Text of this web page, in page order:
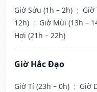
Giờ Sửu (1h – 2h) ; Giờ
12h) ; Giờ Mùi (13h –
Hợi (21h – 22h)
Giờ Hắc Đạo
Giờ Tí (23h – 0h) ; Giờ